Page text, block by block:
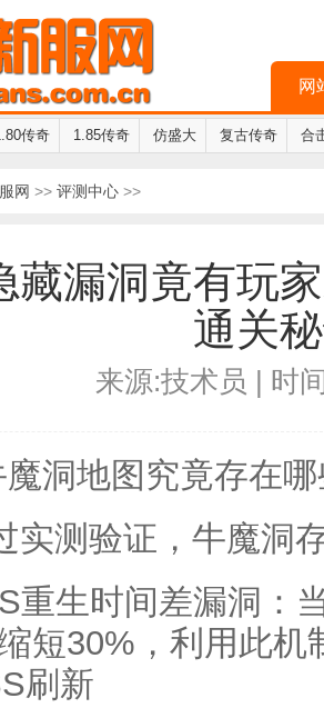
网
传奇 1.85传奇 仿盛大 复古传奇 合
网 >> 评测中心 >>
藏漏洞竟有玩
通关
来源:技术员 | 时
洞地图究竟存在
实测验证，牛魔洞
重生时间差漏洞：
短30%，利用此机
刷新